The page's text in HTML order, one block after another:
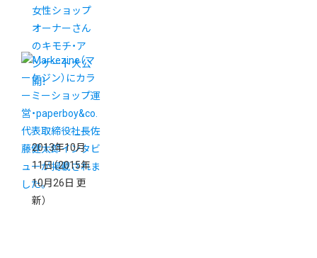
女性ショップ
オーナーさん
のキモチ・ア
ンケート大公
開！
2013年10月
11日（2015年
10月26日 更
新）